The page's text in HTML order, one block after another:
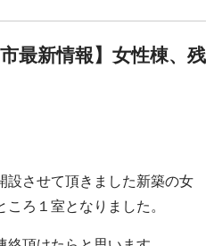
最新情報】女性棟、残
設させて頂きました新築の女
ろ１室となりました。